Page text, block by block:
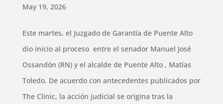
May 19, 2026
Este martes, el Juzgado de Garantía de Puente Alto
dio inicio al proceso entre el senador Manuel José
Ossandón (RN) y el alcalde de Puente Alto , Matías
Toledo. De acuerdo con antecedentes publicados por
The Clinic, la acción judicial se origina tras la